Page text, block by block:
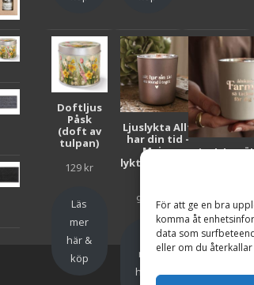
För att ge en bra
komma åt
data som
eller om du
Doftljus
Påsk
(doft av
tulpan)
129 kr
Läs
mer
här &
köp
Ljuslykta Allt
har din tid -
Majas
lyktor/Suicide
99
kr
mer
här &
Ljuslykta
99kr
Läs